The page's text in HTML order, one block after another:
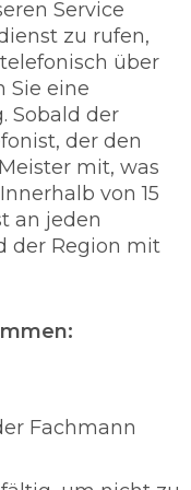
Uhr mit der
legt
und auf den
vom
jedes
Rostock setzt
sind in
In so einem
Verfügung.
Service
zu rufen,
über
Sie eine
Sobald der
der den
mit, was
von 15
an jeden
der Region mit
Fachmann